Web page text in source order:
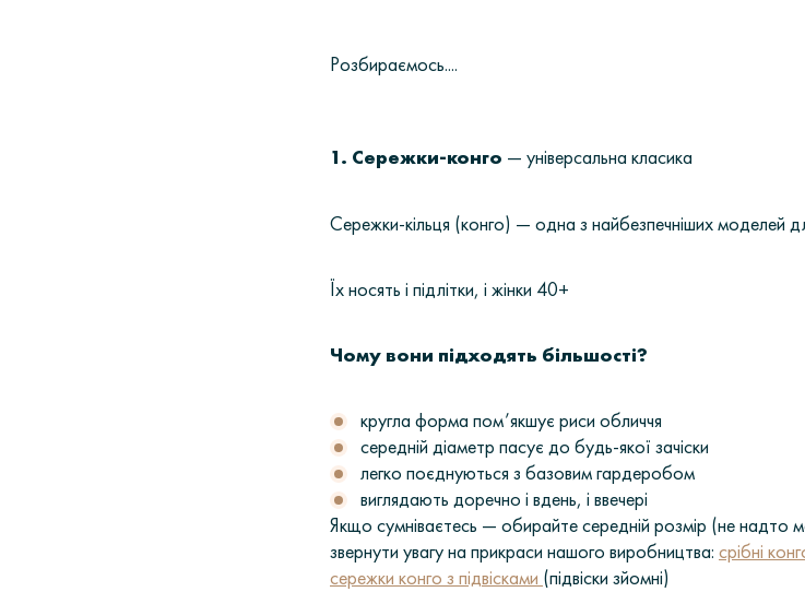
Розбираємось....
1. Сережки-конго — універсальна класика
Сережки-кільця (конго) — одна з найбезпечніших моделей
Їх носять і підлітки, і жінки 40+
Чому вони підходять більшості?
кругла форма пом’якшує риси обличчя
середній діаметр пасує до будь-якої зачіски
легко поєднуються з базовим гардеробом
виглядають доречно і вдень, і ввечері
Якщо сумніваєтесь — обирайте середній розмір (не надто
звернути увагу на прикраси нашого виробництва: срібні
сережки конго з підвісками (підвіски зйомні)